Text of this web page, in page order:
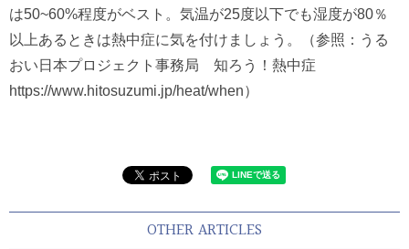
は50~60%程度がベスト。気温が25度以下でも湿度が80％
以上あるときは熱中症に気を付けましょう。（参照： うる
おい日本プロジェクト事務局 知ろう！熱中症
https://www.hitosuzumi.jp/heat/when）
OTHER ARTICLES